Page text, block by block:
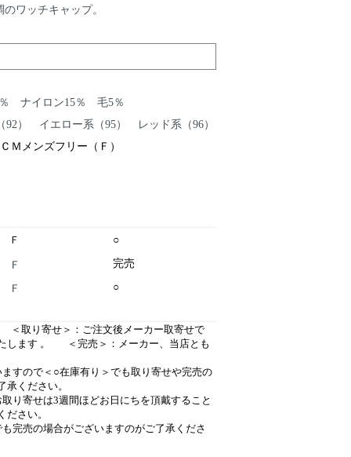
ワッチキャップ。
ナイロン15％ 毛5％
） イエロー系（95） レッド系（96）
メンズフリー（Ｆ）
Ｆ
○
Ｆ
完売
Ｆ ○
取り寄せ＞：ご注文後メーカー取寄せで
します 。 ＜完売＞：メーカー、当店とも
すので＜○在庫有り＞でも取り寄せや完売の
承ください。
り寄せは3週間ほどお日にちを頂戴すること
ださい。
完売の場合がございますのがご了承くださ